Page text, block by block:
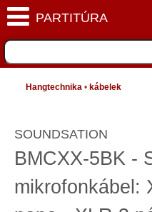
Hangtechnika • kábelek
SOUNDSATION
BMCXX-5BK -
mikrofonkábel: